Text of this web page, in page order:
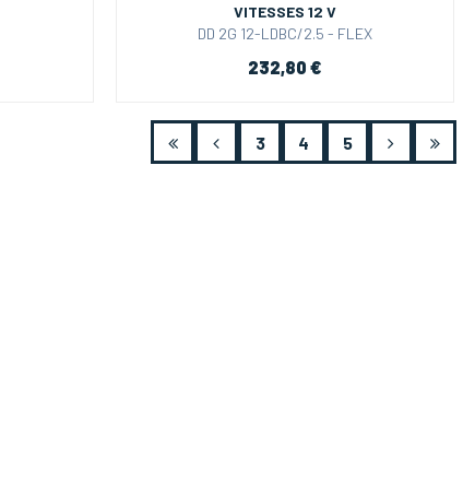
VITESSES 12 V
DD 2G 12-LDBC/2.5 - FLEX
232,80 €
3 4 5